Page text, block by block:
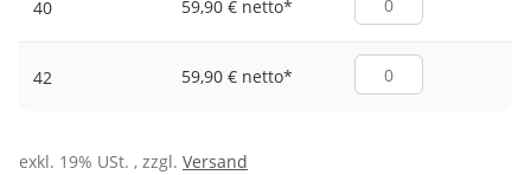
40 59,90 € netto*
42 59,90 € netto*
exkl. 19% USt. , zzgl. Versand